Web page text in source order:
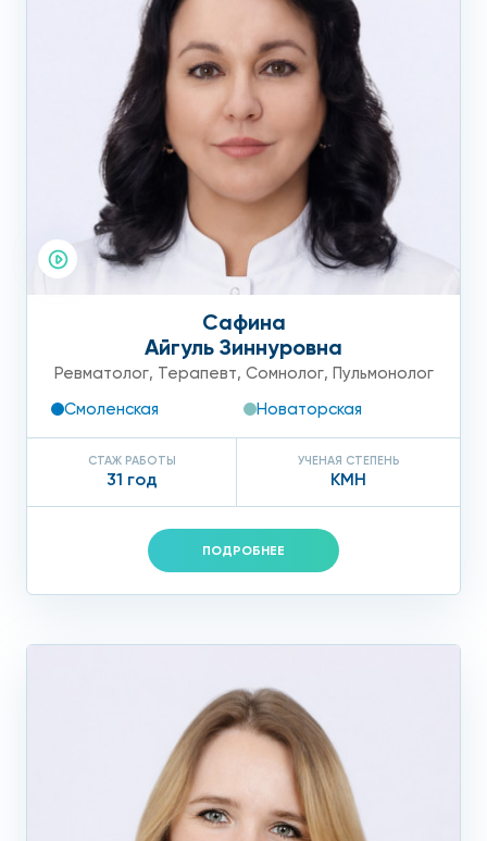
Сафина
Айгуль Зиннуровна
Ревматолог, Терапевт, Сомнолог, Пульмонолог
Смоленская
Новаторская
СТАЖ РАБОТЫ
31 год
УЧЕНАЯ СТЕПЕНЬ
КМН
ПОДРОБНЕЕ